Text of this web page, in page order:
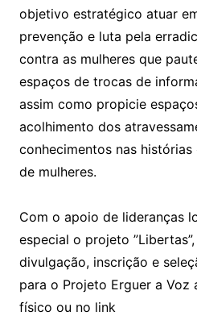
objetivo estratégico atuar
prevenção e luta pela
contra as mulheres que
espaços de trocas de
assim como propicie
acolhimento dos
conhecimentos nas
de mulheres.
Com o apoio de lideranças
especial o projeto
divulgação, inscrição e
para o Projeto Erguer a Voz
físico ou no link